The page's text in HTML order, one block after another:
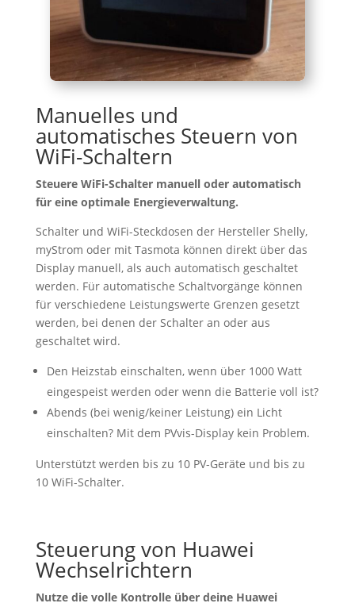
Manuelles und
automatisches Steuern von
WiFi-Schaltern
Steuere WiFi-Schalter manuell oder automatisch
für eine optimale Energieverwaltung.
Schalter und WiFi-Steckdosen der Hersteller Shelly,
myStrom oder mit Tasmota können direkt über das
Display manuell, als auch automatisch geschaltet
werden. Für automatische Schaltvorgänge können
für verschiedene Leistungswerte Grenzen gesetzt
werden, bei denen der Schalter an oder aus
geschaltet wird.
Den Heizstab einschalten, wenn über 1000 Watt
eingespeist werden oder wenn die Batterie voll ist?
Abends (bei wenig/keiner Leistung) ein Licht
einschalten? Mit dem PVvis-Display kein Problem.
Unterstützt werden bis zu 10 PV-Geräte und bis zu
10 WiFi-Schalter.
Steuerung von Huawei
Wechselrichtern
Nutze die volle Kontrolle über deine Huawei